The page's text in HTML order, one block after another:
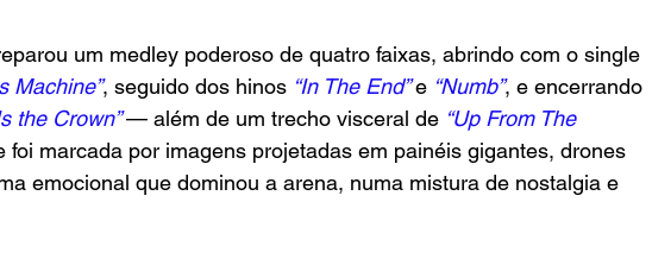
um medley poderoso de quatro faixas, abrindo com o single
Machine”, seguido dos hinos “In The End” e “Numb”, e encerrando
the Crown” — além de um trecho visceral de “Up From The
foi marcada por imagens projetadas em painéis gigantes, drones
emocional que dominou a arena, numa mistura de nostalgia e